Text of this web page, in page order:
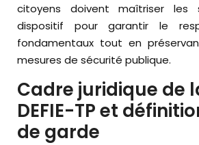
citoyens doivent maîtriser les
dispositif pour garantir le
fondamentaux tout en
mesures de sécurité publique.
Cadre juridique de
DEFIE-TP et
de garde